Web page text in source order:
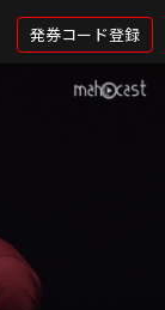
発券コード登録